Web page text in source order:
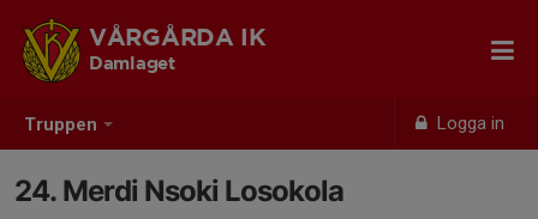
Truppen Logga in
VÅRGÅRDA IK
Damlaget
24. Merdi Nsoki Losokola